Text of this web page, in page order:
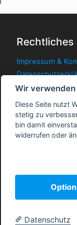
Rechtliches
Impressum &
Cookie-
AGB
Wir verwenden
Diese Seite nutzt
stetig zu
bin damit
widerrufen oder
Datenschutz